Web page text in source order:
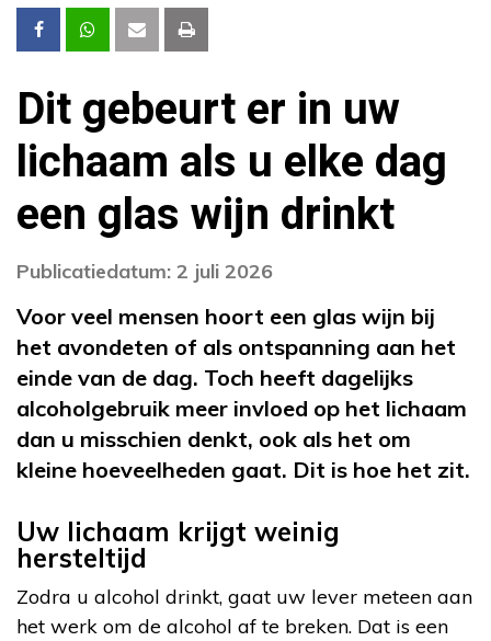
Dit gebeurt er in uw
lichaam als u elke dag
een glas wijn drinkt
Publicatiedatum: 2 juli 2026
Voor veel mensen hoort een glas wijn bij
het avondeten of als ontspanning aan het
einde van de dag. Toch heeft dagelijks
alcoholgebruik meer invloed op het lichaam
dan u misschien denkt, ook als het om
kleine hoeveelheden gaat. Dit is hoe het zit.
Uw lichaam krijgt weinig
hersteltijd
Zodra u alcohol drinkt, gaat uw lever meteen aan
het werk om de alcohol af te breken. Dat is een